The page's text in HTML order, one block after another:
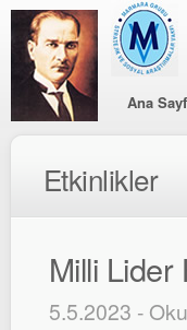
Ana
Etkinlikler
Milli Lider
5.5.2023 -